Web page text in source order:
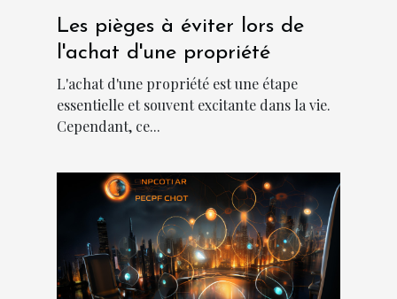
Les pièges à éviter lors de
l'achat d'une propriété
L'achat d'une propriété est une étape
essentielle et souvent excitante dans la vie.
Cependant, ce...